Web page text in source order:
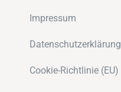
Impressum
Datenschutzerklärung
Cookie-Richtlinie (EU)